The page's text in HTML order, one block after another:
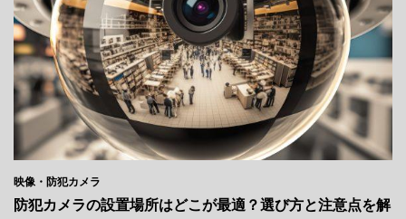
映像・防犯カメラ
防犯カメラの設置場所はどこが最適？選び方と注意点を解